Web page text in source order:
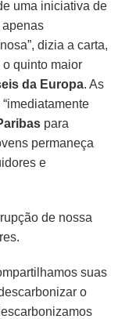
uma iniciativa de
apenas
dizia a carta,
o quinto maior
da Europa. As
“imediatamente
para
permaneça
e
de nossa
suas
o